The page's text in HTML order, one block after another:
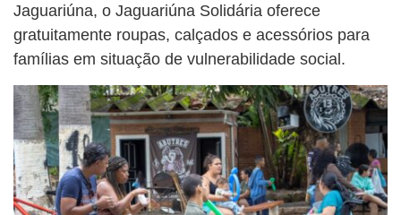
Jaguariúna, o Jaguariúna Solidária oferece
gratuitamente roupas, calçados e acessórios para
famílias em situação de vulnerabilidade social.